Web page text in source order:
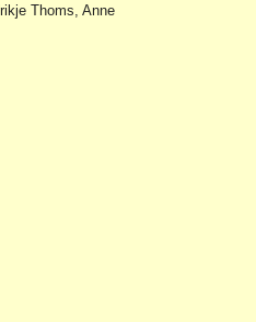
Thoms, Anne